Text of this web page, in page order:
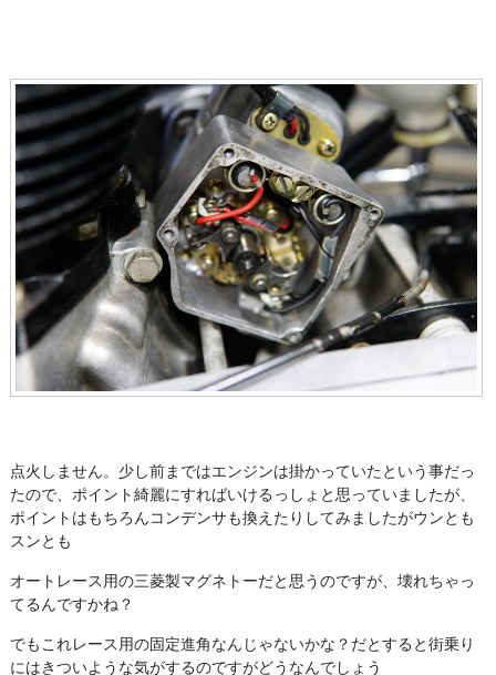
点火しません。少し前まではエンジンは掛かっていたという事だっ
たので、ポイント綺麗にすればいけるっしょと思っていましたが、
ポイントはもちろんコンデンサも換えたりしてみましたがウンとも
スンとも
オートレース用の三菱製マグネトーだと思うのですが、壊れちゃっ
てるんですかね？
でもこれレース用の固定進角なんじゃないかな？だとすると街乗り
にはきついような気がするのですがどうなんでしょう